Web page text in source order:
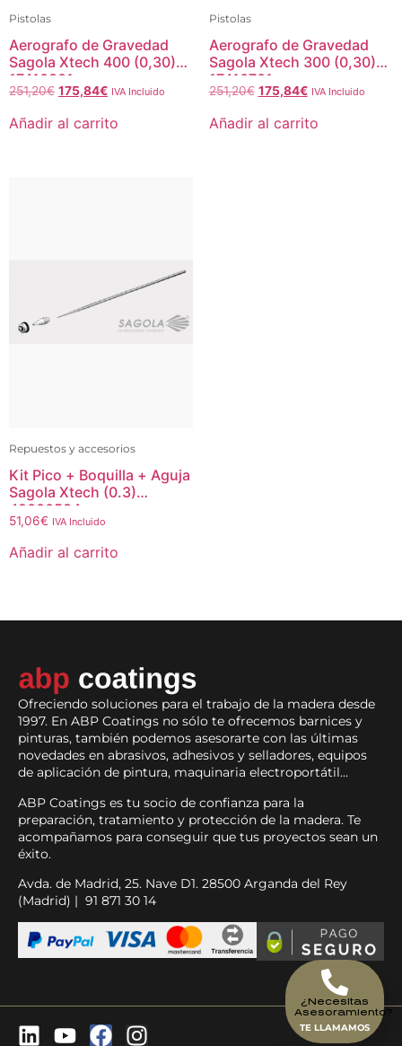
¿Necesitas
Asesoramiento?
TE LLAMAMOS
Pistolas
Aerografo de Gravedad
Sagola Xtech 400 (0,30)
17410801
251,20€ 175,84€ IVA Incluido
Añadir al carrito
Pistolas
Aerografo de Gravedad
Sagola Xtech 300 (0,30)
17410701
251,20€ 175,84€ IVA Incluido
Añadir al carrito
Repuestos y accesorios
Kit Pico + Boquilla + Aguja
Sagola Xtech (0.3)
49000584
51,06€ IVA Incluido
Añadir al carrito
Ofreciendo soluciones para el trabajo de la madera desde
1997. En ABP Coatings no sólo te ofrecemos barnices y
pinturas, también podemos asesorarte con las últimas
novedades en abrasivos, adhesivos y selladores, equipos
de aplicación de pintura, maquinaria electroportátil…
ABP Coatings es tu socio de confianza para la
preparación, tratamiento y protección de la madera. Te
acompañamos para conseguir que tus proyectos sean un
éxito.
Avda. de Madrid, 25. Nave D1. 28500 Arganda del Rey
(Madrid) | 91 871 30 14